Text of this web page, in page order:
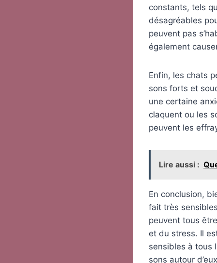
constants, tels
désagréables
peuvent pas
également
Enfin, les chats
sons forts et
une certaine
claquent ou les
peuvent les
Lire aussi :
En conclusion,
fait très
peuvent tous
et du stress. Il
sensibles à tous
sons autour